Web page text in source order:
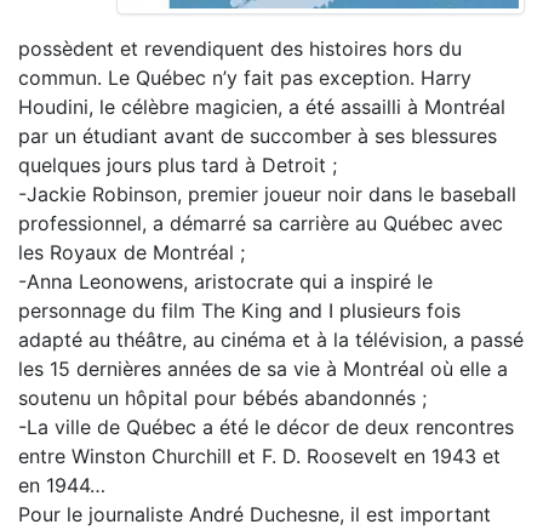
possèdent et revendiquent des histoires hors du
commun. Le Québec n’y fait pas exception. Harry
Houdini, le célèbre magicien, a été assailli à Montréal
par un étudiant avant de succomber à ses blessures
quelques jours plus tard à Detroit ;
-Jackie Robinson, premier joueur noir dans le baseball
professionnel, a démarré sa carrière au Québec avec
les Royaux de Montréal ;
-Anna Leonowens, aristocrate qui a inspiré le
personnage du film The King and I plusieurs fois
adapté au théâtre, au cinéma et à la télévision, a passé
les 15 dernières années de sa vie à Montréal où elle a
soutenu un hôpital pour bébés abandonnés ;
-La ville de Québec a été le décor de deux rencontres
entre Winston Churchill et F. D. Roosevelt en 1943 et
en 1944…
Pour le journaliste André Duchesne, il est important